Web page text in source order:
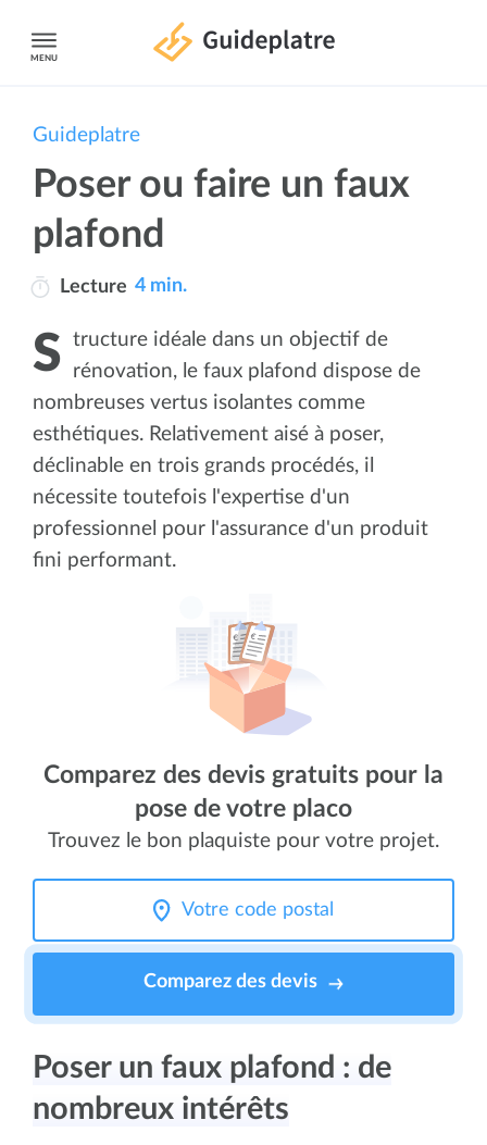
MENU
Guideplatre
Poser ou faire un faux
plafond
Lecture 4 min.
Structure idéale dans un objectif de
rénovation, le faux plafond dispose de
nombreuses vertus isolantes comme
esthétiques. Relativement aisé à poser,
déclinable en trois grands procédés, il
nécessite toutefois l'expertise d'un
professionnel pour l'assurance d'un produit
fini performant.
Comparez des devis gratuits pour la
pose de votre placo
Trouvez le bon plaquiste pour votre projet.
Comparez des devis
Poser un faux plafond : de
nombreux intérêts